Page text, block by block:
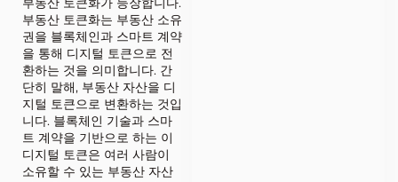
부동산 토큰화는 부동산 소유
권을 블록체인과 스마트 계약
을 통해 디지털 토큰으로 전
환하는 것을 의미합니다. 간
단히 말해, 부동산 자산을 디
지털 토큰으로 변환하는 것입
니다. 블록체인 기술과 스마
트 계약을 기반으로 하는 이
디지털 토큰은 여러 사람이
소유할 수 있는 부동산 자산